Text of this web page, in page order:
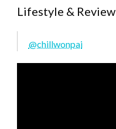
Lifestyle & Review
@chillwonpai